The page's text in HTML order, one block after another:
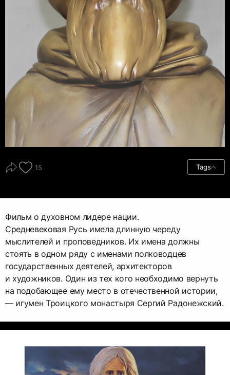
15 Tags
Фильм о духовном лидере нации.
Средневековая Русь имела длинную череду
мыслителей и проповедников. Их имена должны
стоять в одном ряду с именами полководцев
государственных деятелей, архитекторов
и художников. Один из тех кого необходимо вернуть
на подобающее ему место в отечественной истории,
— игумен Троицкого монастыря Сергий Радонежский.